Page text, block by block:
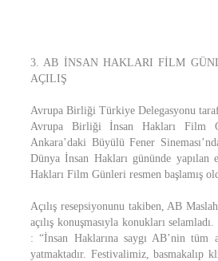
3. AB İNSAN HAKLARI FİLM
AÇILIŞ
Avrupa Birliği Türkiye Delegasyonu
Avrupa Birliği İnsan Hakları Film
Ankara’daki Büyülü Fener
Dünya İnsan Hakları gününde
Hakları Film Günleri resmen başlamış
Açılış resepsiyonunu takiben, AB
açılış konuşmasıyla konukları
: “İnsan Haklarına saygı AB’nin tüm
yatmaktadır. Festivalimiz, basmakalıp